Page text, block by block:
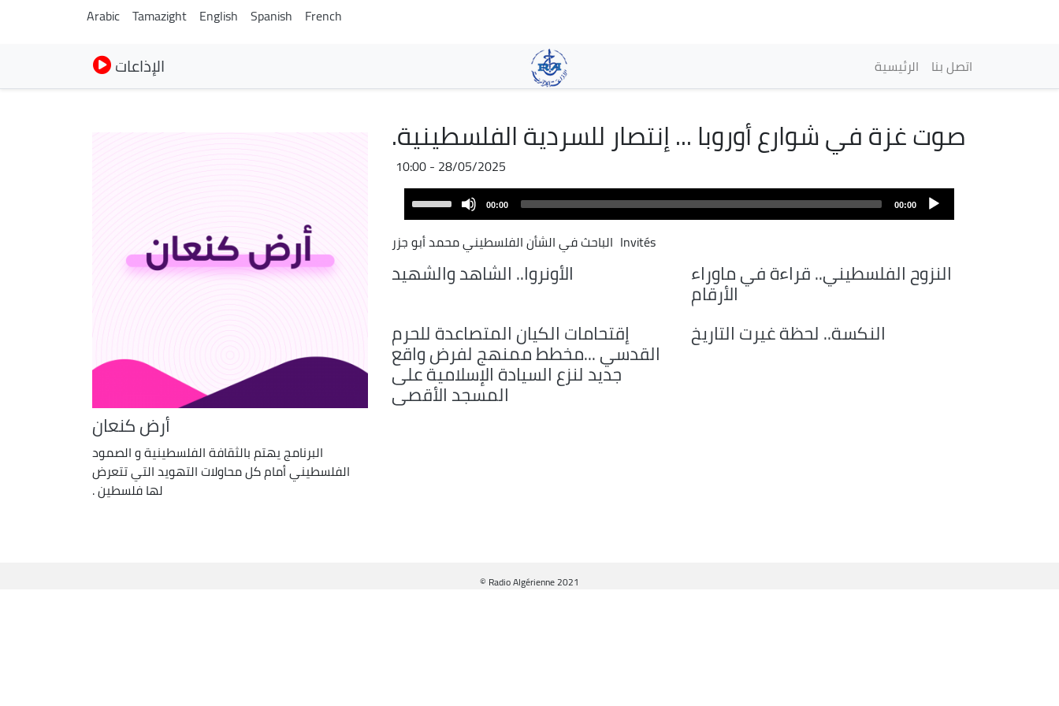
main
content
Arabic Tamazight English Spanish French
الإذاعات Navigation
الرئيسية اتصل بنا
صوت غزة في شوارع أوروبا ... إنتصار للسردية الفلسطينية.
28/05/2025 - 10:00
Player
00:00
00:00
keys
to
decrease
volume.
Invités الباحث في الشأن الفلسطيني محمد أبو جزر
النزوح الفلسطيني.. قراءة في ماوراء
الأرقام
الأونروا.. الشاهد والشهيد
النكسة.. لحظة غيرت التاريخ
إقتحامات الكيان المتصاعدة للحرم
القدسي ...مخطط ممنهج لفرض واقع
جديد لنزع السيادة الإسلامية على
المسجد الأقصى
أرض كنعان
البرنامج يهتم بالثقافة الفلسطينية و الصمود
الفلسطيني أمام كل محاولات التهويد التي تتعرض
لها فلسطين .
© Radio Algérienne 2021